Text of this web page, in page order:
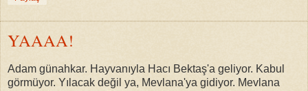
YAAAA!
Adam günahkar. Hayvanıyla Hacı Bektaş'a geliyor. Kabul
görmüyor. Yılacak değil ya, Mevlana'ya gidiyor. Mevlana